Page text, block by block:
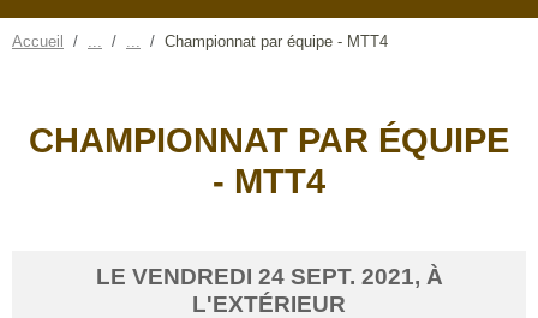
Accueil Championnat par équipe - MTT4
CHAMPIONNAT PAR ÉQUIPE
- MTT4
LE VENDREDI 24 SEPT. 2021, À
L'EXTÉRIEUR